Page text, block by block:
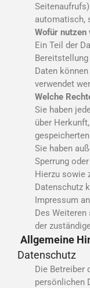
automatisch,
Wofür nutzen
Ein Teil der
Daten
verwendet
Welche
Sie haben
über
Sie haben
Sperrung
Hierzu sowie
Datenschutz
Impressum
Des
der
Allgemeine
Datenschutz
Die Betreiber
persönlichen